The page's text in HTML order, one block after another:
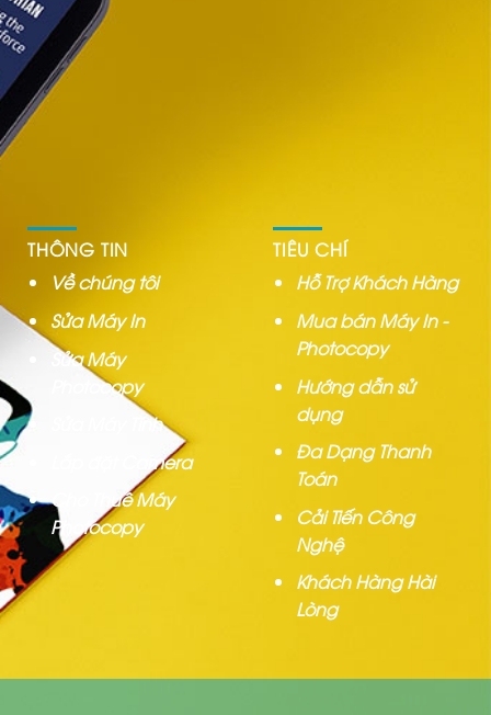
THÔNG TIN
Về chúng tôi
Sửa Máy In
Sửa Máy
Photocopy
Sửa Máy Tính
Lắp đặt Camera
Cho Thuê Máy
Photocopy
TIÊU CHÍ
Hỗ Trợ Khách Hàng
Mua bán Máy In -
Photocopy
Hướng dẫn sử
dụng
Đa Dạng Thanh
Toán
Cải Tiến Công
Nghệ
Khách Hàng Hài
Lòng